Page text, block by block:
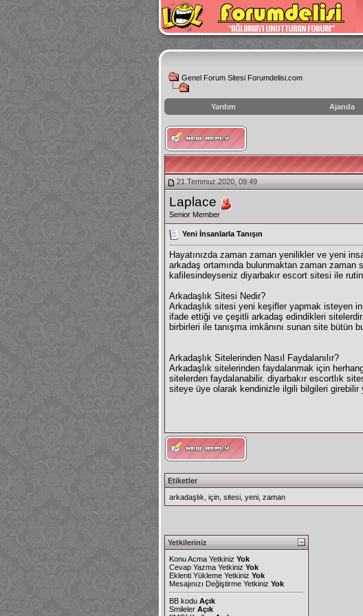
Genel Forum Sitesi Forumdelisi.com
Yardım
Ajanda
instagram
izlenme
hilesi
21.Temmuz.2020, 09:49
Laplace
Senior Member
Yeni İnsanlarla Tanışın
Hayatınızda zaman zaman yenilikler ve yeni
arkadaş ortamında bulunmaktan zaman zaman
kafilesindeyseniz diyarbakır escort sitesi ile
Arkadaşlık Sitesi Nedir?
Arkadaşlık sitesi yeni keşifler yapmak isteyen
ifade ettiği ve çeşitli arkadaş edindikleri
birbirleri ile tanışma imkânını sunan site bütün
Arkadaşlık Sitelerinden Nasıl Faydalanılır?
Arkadaşlık sitelerinden faydalanmak için
sitelerden faydalanabilir. diyarbakır escortlık
siteye üye olarak kendinizle ilgili bilgileri girebilir
Etiketler
arkadaşlık için sitesi yeni zaman
Yetkileriniz
Konu Acma Yetkiniz Yok
Cevap Yazma Yetkiniz Yok
Eklenti Yükleme Yetkiniz Yok
Mesajınızı Değiştirme Yetkiniz Yok
BB kodu Açık
Smileler Açık